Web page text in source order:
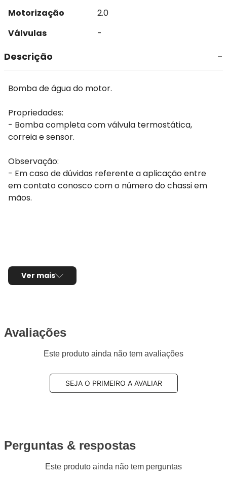
Motorização
2.0
Válvulas
-
Descrição
Bomba de água do motor.
Propriedades:
- Bomba completa com válvula termostática,
correia e sensor.
Observação:
- Em caso de dúvidas referente a aplicação entre
em contato conosco com o número do chassi em
mãos.
Ver mais
Avaliações
Este produto ainda não tem avaliações
SEJA O PRIMEIRO A AVALIAR
Perguntas & respostas
Este produto ainda não tem perguntas